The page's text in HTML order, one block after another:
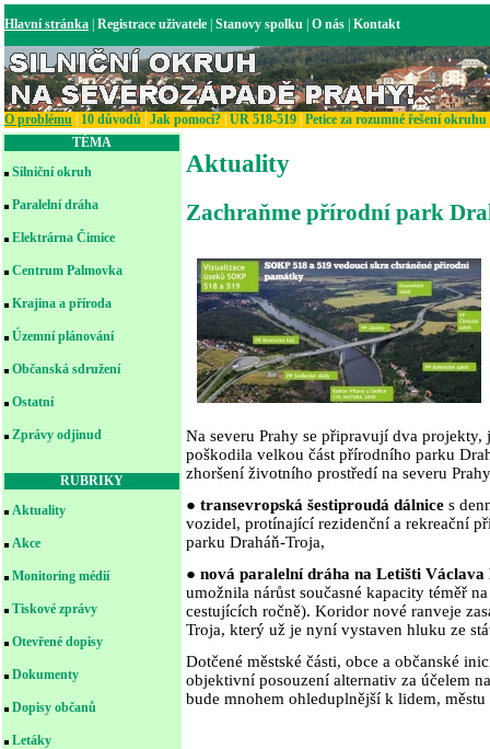
Hlavní stránka Registrace uživatele Stanovy spolku O nás Kontakt
O problému 10 důvodů Jak pomoci? UR 518-519 Petice za rozumné řešení
TÉMA
Silniční okruh
Paralelní dráha
Elektrárna Čimice
Centrum Palmovka
Krajina a příroda
Územní plánování
Občanská sdružení
Ostatní
Zprávy odjinud
RUBRIKY
Aktuality
Akce
Monitoring médií
Tiskové zprávy
Otevřené dopisy
Dokumenty
Dopisy občanů
Letáky
Aktuality
Zachraňme přírodní park
Na severu Prahy se připravují dva projekty,
poškodila velkou část přírodního parku
zhoršení životního prostředí na severu
● transevropská šestiproudá dálnice s
vozidel, protínající rezidenční a rekreační
parku Draháň-Troja,
● nová paralelní dráha na Letišti
umožnila nárůst současné kapacity téměř
cestujících ročně). Koridor nové ranveje
Troja, který už je nyní vystaven hluku ze
Dotčené městské části, obce a občanské
objektivní posouzení alternativ za účelem
bude mnohem ohleduplnější k lidem, městu